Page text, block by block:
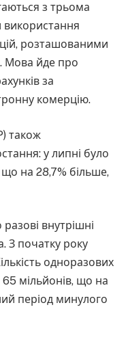
з трьома
розташованими
Мова йде про
за
комерцію.
також
у липні було
що на 28,7% більше,
внутрішні
З початку року
одноразових
65 мільйонів, що на
період минулого